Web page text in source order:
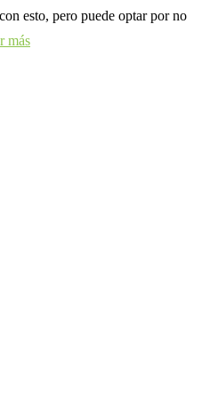
esto, pero puede optar por no
más